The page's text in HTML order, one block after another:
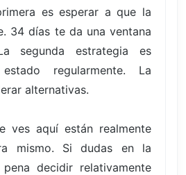
es esperar a que la
34 días te da una ventana
segunda estrategia es
regularmente. La
alternativas.
ves aquí están realmente
mismo. Si dudas en la
decidir relativamente